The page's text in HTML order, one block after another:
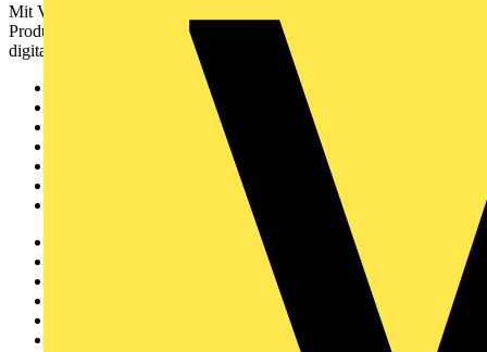
Mit Voltimum erhalten Elektrofachkräfte Zugang zu Branchennews,
Produktinformationen, Schulungen und Tools – alles auf einer
digitalen Plattform und Community.